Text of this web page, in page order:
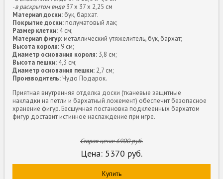
-в раскрытом виде 37 х 37 х 2,25 см
Материал доски: бук, бархат.
Покрытие доски: полуматовый лак;
Размер клетки: 4 см;
Материал фигур: металлический утяжелитель, бук, бархат;
Высота короля: 9 см;
Диаметр основания короля: 3,8 см;
Высота пешки: 4,3 см;
Диаметр основания пешки: 2,7 см;
Производитель: Чудо Подарок.
Приятная внутренняя отделка доски (тканевые защитные
накладки на петли и бархатный ложемент) обеспечит безопасное
хранение фигур. Бесшумная постановка подклеенных бархатом
фигур доставит истинное наслаждение при игре.
Старая цена:6900руб.
Цена: 5370 руб.
Купить